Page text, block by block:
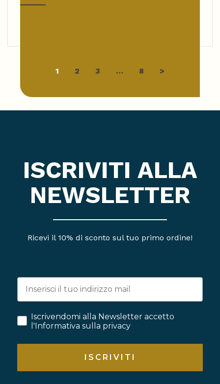
Navigazione
articoli
1 2 3 … 8 >
ISCRIVITI ALLA
NEWSLETTER
Ricevi il 10% di sconto sul tuo primo ordine!
Iscrivendomi alla Newsletter accetto
l'Informativa sulla privacy
ISCRIVITI